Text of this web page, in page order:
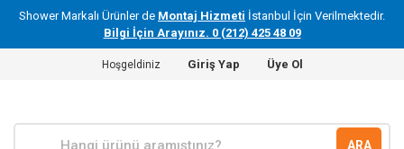
Shower Markalı Ürünler de Montaj Hizmeti İstanbul İçin Verilmektedir.
Bilgi İçin Arayınız. 0 (212) 425 48 09
Hoşgeldiniz Giriş Yap Üye Ol
ARA